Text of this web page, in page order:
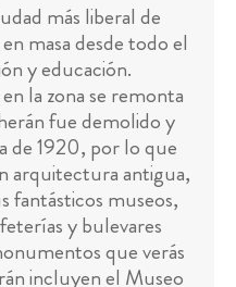
más liberal de
masa desde todo el
y educación.
la zona se remonta
fue demolido y
de 1920, por lo que
arquitectura antigua,
fantásticos museos,
y bulevares
que verás
incluyen el Museo